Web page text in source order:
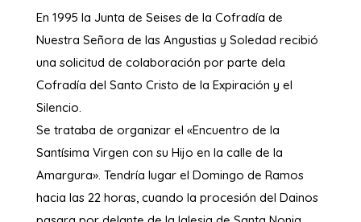
En 1995 la Junta de Seises de la Cofradía de
Nuestra Señora de las Angustias y Soledad recibió
una solicitud de colaboración por parte dela
Cofradía del Santo Cristo de la Expiración y el
Silencio.
Se trataba de organizar el «Encuentro de la
Santísima Virgen con su Hijo en la calle de la
Amargura». Tendría lugar el Domingo de Ramos
hacia las 22 horas, cuando la procesión del Dainos